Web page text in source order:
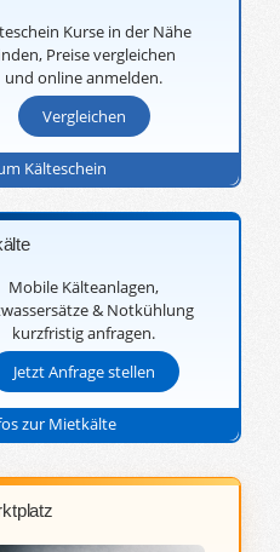
Kurse in der Nähe
Preise vergleichen
und online anmelden.
Vergleichen
Kälteschein
Mobile Kälteanlagen,
& Notkühlung
kurzfristig anfragen.
Jetzt Anfrage stellen
zur Mietkälte